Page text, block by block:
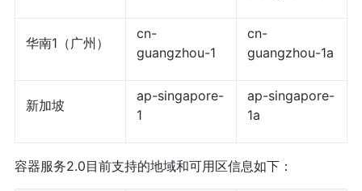
华南1（广州）
cn-
guangzhou-1
cn-
guangzhou-1a
新加坡
ap-singapore-
1
ap-singapore-
1a
容器服务2.0目前支持的地域和可用区信息如下：